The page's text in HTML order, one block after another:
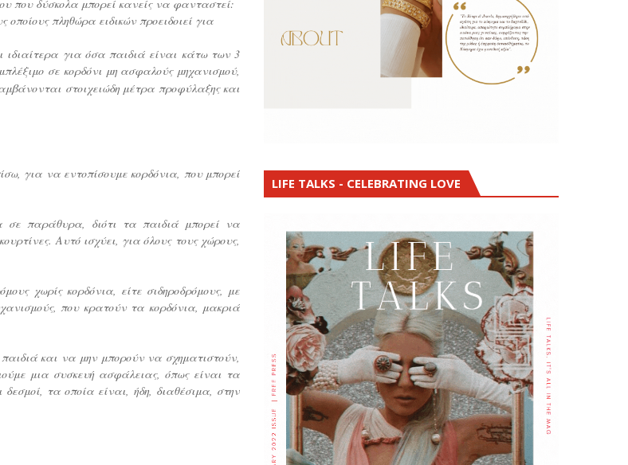
που δύσκολα μπορεί κανείς να φανταστεί:
πληθώρα ειδικών προειδοιεί για
ιδιαίτερα για όσα παιδιά είναι κάτω των 3
σε κορδόνι μη ασφαλούς μηχανισμού,
στοιχειώδη μέτρα προφύλαξης και
για να εντοπίσουμε κορδόνια, που μπορεί
σε παράθυρα, διότι τα παιδιά μπορεί να
Αυτό ισχύει, για όλους τους χώρους,
χωρίς κορδόνια, είτε σιδηροδρόμους, με
που κρατούν τα κορδόνια, μακριά
και να μην μπορούν να σχηματιστούν,
μια συσκευή ασφάλειας, όπως είναι τα
δεσμοί, τα οποία είναι, ήδη, διαθέσιμα, στην
LIFE TALKS - CELEBRATING LOVE